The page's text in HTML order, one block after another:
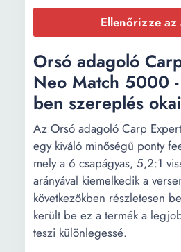
Ellenőrizze az
Orsó adagoló
Neo Match 5000
ben szereplés okai
Az Orsó adagoló Carp
egy kiváló minőségű ponty
mely a 6 csapágyas, 5,2:1
arányával kiemelkedik a
következőkben részletesen
került be ez a termék a
teszi különlegessé.